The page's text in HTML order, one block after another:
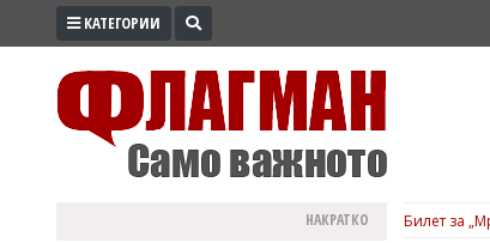
ПРОМО
КАТЕГОРИИ
НАКРАТКО Билет за